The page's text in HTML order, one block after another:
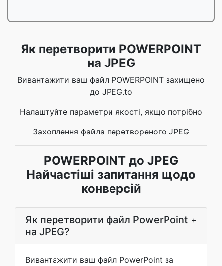
Як перетворити POWERPOINT
на JPEG
Вивантажити ваш файл POWERPOINT захищено
до JPEG.to
Налаштуйте параметри якості, якщо потрібно
Захоплення файла перетвореного JPEG
POWERPOINT до JPEG
Найчастіші запитання щодо
конверсій
Як перетворити файл PowerPoint
на JPEG?
+
Вивантажити ваш файл PowerPoint за